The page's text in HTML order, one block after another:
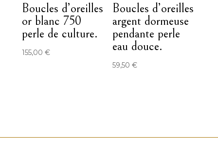
Boucles d’oreilles
or blanc 750
perle de culture.
155,00 €
Boucles d’oreilles
argent dormeuse
pendante perle
eau douce.
59,50€